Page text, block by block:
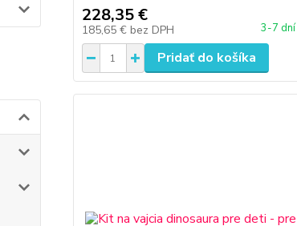
228,35 €
185,65 € bez DPH 3-7 dní
Pridať do košíka